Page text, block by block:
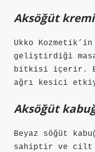
Aksöğüt
Ukko
geliştirdiği
bitkisi içerir.
ağrı kesici
Aksöğüt
Beyaz söğüt
sahiptir ve cilt